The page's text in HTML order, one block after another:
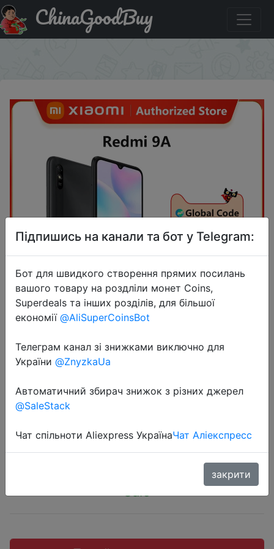
Купити на розпродажі Смартфон Xiaomi Redmi 9A,
восемь ядер, экран 6,53 дюйма, 2 ГБ + 32 ГБ
ChinaGoodBuy
2022-07-15
Смартфон Xiaomi Redmi 9A,
ГБ + 32 ГБ
$95.98
Підпишись на канали та бот у Telegram:
Бот для швидкого створення прямих посилань
вашого товару на роздліли монет Coins,
Superdeals та інших розділів, для більшої
економії @AliSuperCoinsBot
Телеграм канал зі знижками виключно для
України @ZnyzkaUa
Автоматичний збирач знижок з різних джерел
@SaleStack
Чат спільноти Aliexpress УкраїнаЧат Аліекспресс
закрити